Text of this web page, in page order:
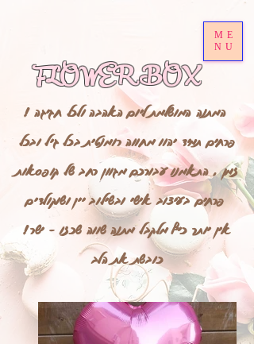
ME
NU
FLOWER BOX
! המתנה המושלמת ליום האהבה ולכל חגיגה
פרחים תמיד יהוו מחווה רומנטית בכל גיל ובכל
זמן , התאמנו עבורכם מגוון רחב של קופסאות
פרחים בעיצוב אישי ובשילוב יין ושוקולדים
!אין יותר כיף מלקבל מתנה שווה שכזו - ישר
כובשת את הלב